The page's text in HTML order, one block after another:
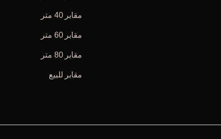
مقابر 40 متر
مقابر 60 متر
مقابر 80 متر
مقابر للبيع